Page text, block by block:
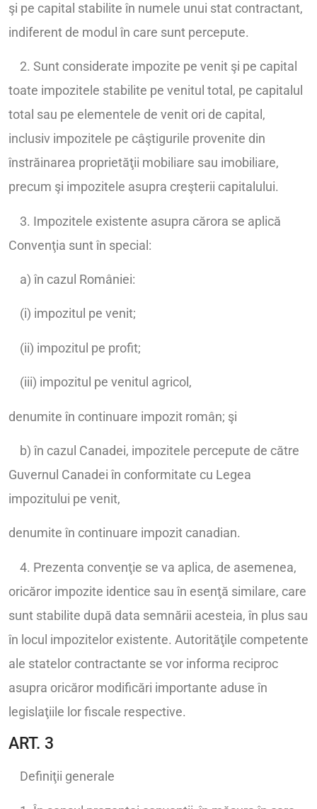
şi pe capital stabilite în numele unui stat contractant,
indiferent de modul în care sunt percepute.
2. Sunt considerate impozite pe venit şi pe capital
toate impozitele stabilite pe venitul total, pe capitalul
total sau pe elementele de venit ori de capital,
inclusiv impozitele pe câştigurile provenite din
înstrăinarea proprietăţii mobiliare sau imobiliare,
precum şi impozitele asupra creşterii capitalului.
3. Impozitele existente asupra cărora se aplică
Convenţia sunt în special:
a) în cazul României:
(i) impozitul pe venit;
(ii) impozitul pe profit;
(iii) impozitul pe venitul agricol,
denumite în continuare impozit român; şi
b) în cazul Canadei, impozitele percepute de către
Guvernul Canadei în conformitate cu Legea
impozitului pe venit,
denumite în continuare impozit canadian.
4. Prezenta convenţie se va aplica, de asemenea,
oricăror impozite identice sau în esenţă similare, care
sunt stabilite după data semnării acesteia, în plus sau
în locul impozitelor existente. Autorităţile competente
ale statelor contractante se vor informa reciproc
asupra oricăror modificări importante aduse în
legislaţiile lor fiscale respective.
ART. 3
Definiţii generale